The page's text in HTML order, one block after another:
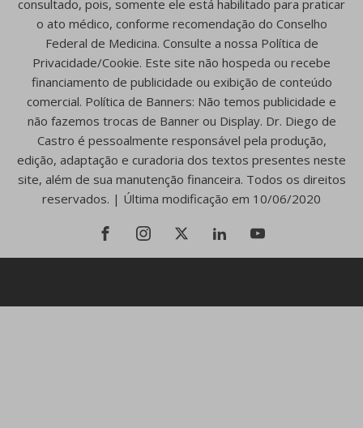
consultado, pois, somente ele está habilitado para praticar
o ato médico, conforme recomendação do Conselho
Federal de Medicina. Consulte a nossa Política de
Privacidade/Cookie. Este site não hospeda ou recebe
financiamento de publicidade ou exibição de conteúdo
comercial. Política de Banners: Não temos publicidade e
não fazemos trocas de Banner ou Display. Dr. Diego de
Castro é pessoalmente responsável pela produção,
edição, adaptação e curadoria dos textos presentes neste
site, além de sua manutenção financeira. Todos os direitos
reservados. | Última modificação em 10/06/2020